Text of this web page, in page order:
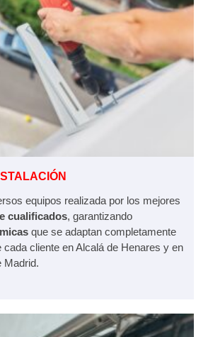
equipos realizada por los mejores
cualificados, garantizando
que se adaptan completamente
cada cliente en Alcalá de Henares y en
Madrid.